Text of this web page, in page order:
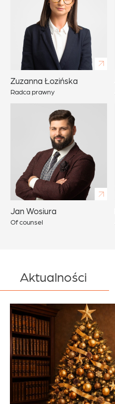
Zuzanna Łozińska
Radca prawny
Jan Wosiura
Of counsel
Aktualności